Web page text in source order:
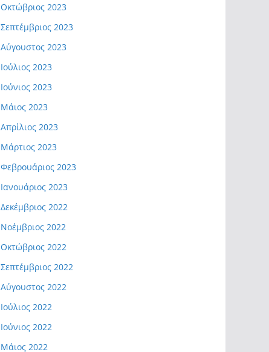
Οκτώβριος 2023
Σεπτέμβριος 2023
Αύγουστος 2023
Ιούλιος 2023
Ιούνιος 2023
Μάιος 2023
Απρίλιος 2023
Μάρτιος 2023
Φεβρουάριος 2023
Ιανουάριος 2023
Δεκέμβριος 2022
Νοέμβριος 2022
Οκτώβριος 2022
Σεπτέμβριος 2022
Αύγουστος 2022
Ιούλιος 2022
Ιούνιος 2022
Μάιος 2022